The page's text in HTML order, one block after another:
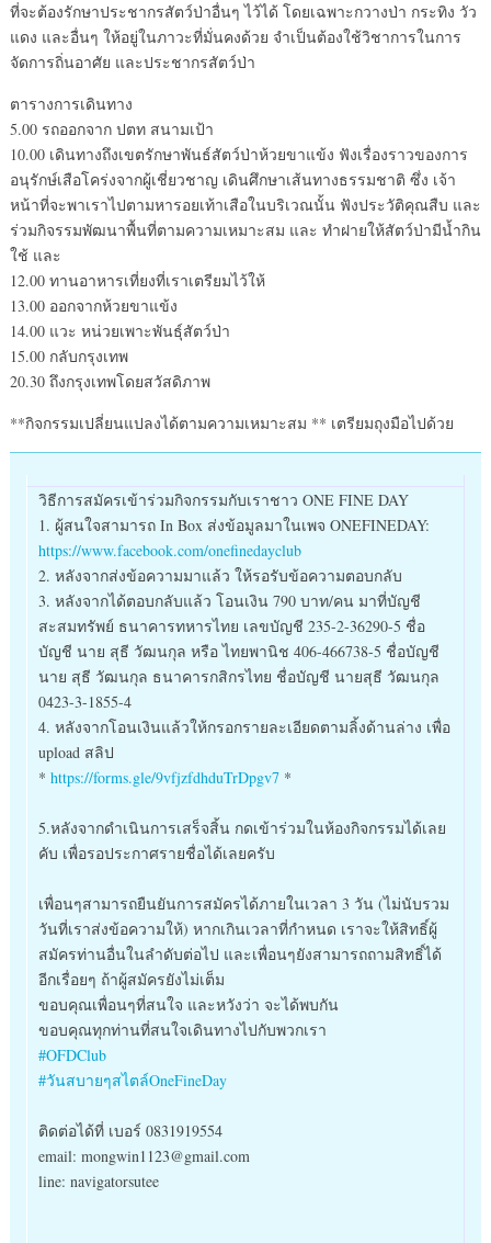
ที่จะต้องรักษาประชากรสัตว์ป่าอื่นๆ ไว้ได้ โดยเฉพาะกวางป่า กระทิง วัว
แดง และอื่นๆ ให้อยู่ในภาวะที่มั่นคงด้วย จำเป็นต้องใช้วิชาการในการ
จัดการถิ่นอาศัย และประชากรสัตว์ป่า
ตารางการเดินทาง
5.00 รถออกจาก ปตท สนามเป้า
10.00 เดินทางถึงเขตรักษาพันธ์สัตว์ป่าห้วยขาแข้ง ฟังเรื่องราวของการ
อนุรักษ์เสือโคร่งจากผู้เชี่ยวชาญ เดินศึกษาเส้นทางธรรมชาติ ซึ่ง เจ้า
หน้าที่จะพาเราไปตามหารอยเท้าเสือในบริเวณนั้น ฟังประวัติคุณสืบ และ
ร่วมกิจรรมพัฒนาพื้นที่ตามความเหมาะสม และ ทำฝายให้สัตว์ป่ามีน้ำกิน
ใช้ และ
12.00 ทานอาหารเที่ยงที่เราเตรียมไว้ให้
13.00 ออกจากห้วยขาแข้ง
14.00 แวะ หน่วยเพาะพันธุ์สัตว์ป่า
15.00 กลับกรุงเทพ
20.30 ถึงกรุงเทพโดยสวัสดิภาพ
**กิจกรรมเปลี่ยนแปลงได้ตามความเหมาะสม ** เตรียมถุงมือไปด้วย
วิธีการสมัครเข้าร่วมกิจกรรมกับเราชาว ONE FINE DAY
1. ผู้สนใจสามารถ In Box ส่งข้อมูลมาในเพจ ONEFINEDAY:
https://www.facebook.com/onefinedayclub
2. หลังจากส่งข้อความมาแล้ว ให้รอรับข้อความตอบกลับ
3. หลังจากได้ตอบกลับแล้ว โอนเงิน 790 บาท/คน มาที่บัญชี
สะสมทรัพย์ ธนาคารทหารไทย เลขบัญชี 235-2-36290-5 ชื่อ
บัญชี นาย สุธี วัฒนกุล หรือ ไทยพานิช 406-466738-5 ชื่อบัญชี
นาย สุธี วัฒนกุล ธนาคารกสิกรไทย ชื่อบัญชี นายสุธี วัฒนกุล
0423-3-1855-4
4. หลังจากโอนเงินแล้วให้กรอกรายละเอียดตามลิ้งด้านล่าง เพื่อ
upload สลิป
* https://forms.gle/9vfjzfdhduTrDpgv7*
5.หลังจากดำเนินการเสร็จสิ้น กดเข้าร่วมในห้องกิจกรรมได้เลย
คับ เพื่อรอประกาศรายชื่อได้เลยครับ
เพื่อนๆสามารถยืนยันการสมัครได้ภายในเวลา 3 วัน (ไม่นับรวม
วันที่เราส่งข้อความให้) หากเกินเวลาที่กำหนด เราจะให้สิทธิ์ผู้
สมัครท่านอื่นในลำดับต่อไป และเพื่อนๆยังสามารถถามสิทธิ์ได้
อีกเรื่อยๆ ถ้าผู้สมัครยังไม่เต็ม
ขอบคุณเพื่อนๆที่สนใจ และหวังว่า จะได้พบกัน
ขอบคุณทุกท่านที่สนใจเดินทางไปกับพวกเรา
#OFDClub
#วันสบายๆสไตล์OneFineDay
ติดต่อได้ที่ เบอร์ 0831919554
email: mongwin1123@gmail.com
line: navigatorsutee